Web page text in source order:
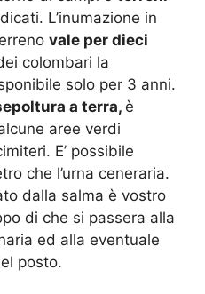
L’inumazione in
vale per dieci
colombari la
solo per 3 anni.
a terra, è
aree verdi
E’ possibile
che l’urna ceneraria.
dalla salma è vostro
di che si passera alla
ed alla eventuale
posto.